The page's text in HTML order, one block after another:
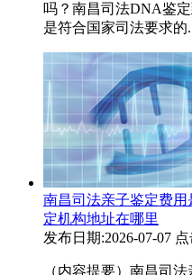
吗？南昌司法DNA鉴
是符合国家司法要求的
南昌司法亲子鉴定费
定机构地址在哪里
发布日期:2026-07-07
（内容提要）南昌司